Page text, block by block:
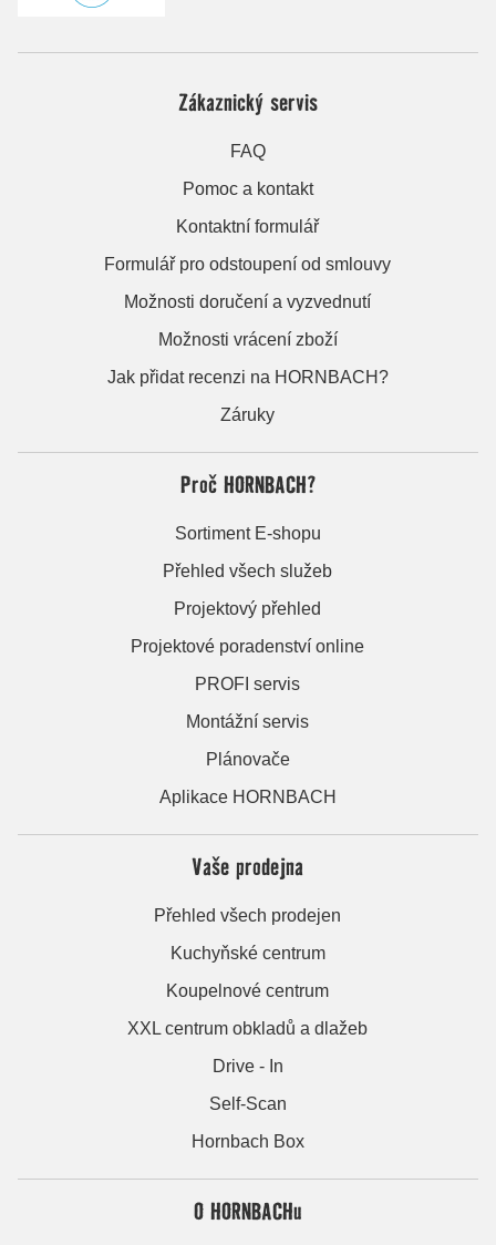
Zákaznický servis
FAQ
Pomoc a kontakt
Kontaktní formulář
Formulář pro odstoupení od smlouvy
Možnosti doručení a vyzvednutí
Možnosti vrácení zboží
Jak přidat recenzi na HORNBACH?
Záruky
Proč HORNBACH?
Sortiment E-shopu
Přehled všech služeb
Projektový přehled
Projektové poradenství online
PROFI servis
Montážní servis
Plánovače
Aplikace HORNBACH
Vaše prodejna
Přehled všech prodejen
Kuchyňské centrum
Koupelnové centrum
XXL centrum obkladů a dlažeb
Drive - In
Self-Scan
Hornbach Box
O HORNBACHu